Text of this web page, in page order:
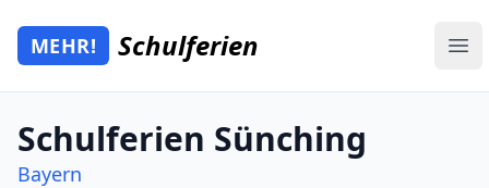
Zum Hauptinhalt springen
Mehr Schulferien
MEHR! Schulferien
Schulferien Sünching
Bayern